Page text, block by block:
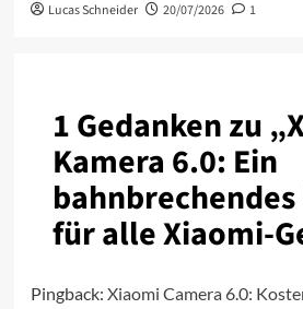
Lucas Schneider 20/07/2026 1
1 Gedanken zu „
Kamera 6.0: Ein
für alle Xiaomi-
Pingback: Xiaomi Camera 6.0: